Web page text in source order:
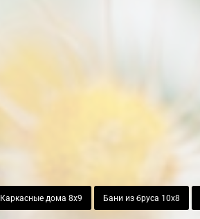
Каркасные дома 8х9 Бани из бруса 10х8